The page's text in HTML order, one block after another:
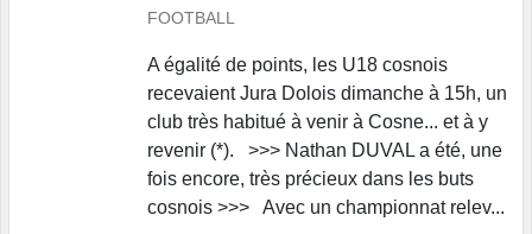
FOOTBALL
A égalité de points, les U18 cosnois
recevaient Jura Dolois dimanche à 15h, un
club très habitué à venir à Cosne... et à y
revenir (*). >>> Nathan DUVAL a été, une
fois encore, très précieux dans les buts
cosnois >>> Avec un championnat relev...